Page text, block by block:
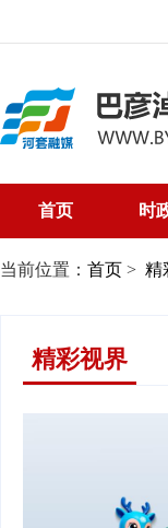
首页 时
当前位置： 首页 > 精
精彩视界